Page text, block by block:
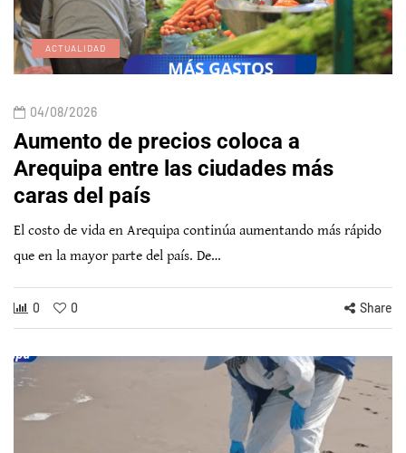
ACTUALIDAD
04/08/2026
Aumento de precios coloca a
Arequipa entre las ciudades más
caras del país
El costo de vida en Arequipa continúa aumentando más rápido
que en la mayor parte del país. De…
0 0 Share